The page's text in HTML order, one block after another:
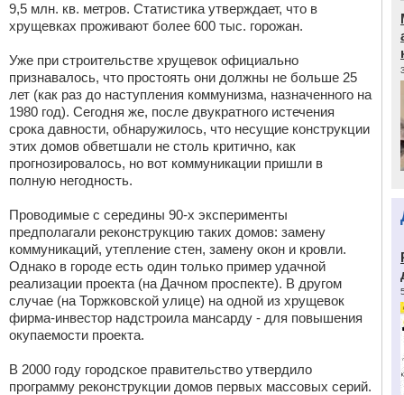
9,5 млн. кв. метров. Статистика утверждает, что в
хрущевках проживают более 600 тыс. горожан.
Уже при строительстве хрущевок официально
признавалось, что простоять они должны не больше 25
лет (как раз до наступления коммунизма, назначенного на
1980 год). Сегодня же, после двукратного истечения
срока давности, обнаружилось, что несущие конструкции
этих домов обветшали не столь критично, как
прогнозировалось, но вот коммуникации пришли в
полную негодность.
Проводимые с середины 90-х эксперименты
предполагали реконструкцию таких домов: замену
коммуникаций, утепление стен, замену окон и кровли.
Однако в городе есть один только пример удачной
реализации проекта (на Дачном проспекте). В другом
случае (на Торжковской улице) на одной из хрущевок
фирма-инвестор надстроила мансарду - для повышения
окупаемости проекта.
В 2000 году городское правительство утвердило
программу реконструкции домов первых массовых серий.